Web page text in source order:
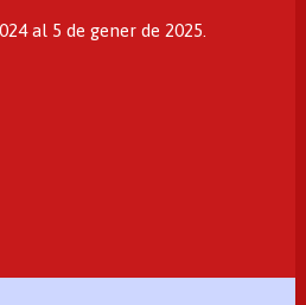
al 5 de gener de 2025.